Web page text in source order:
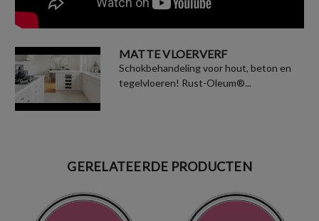
MATTE VLOERVERF
Schokbehandeling voor hout, beton en
tegelvloeren! Rust-Oleum®...
GERELATEERDE PRODUCTEN